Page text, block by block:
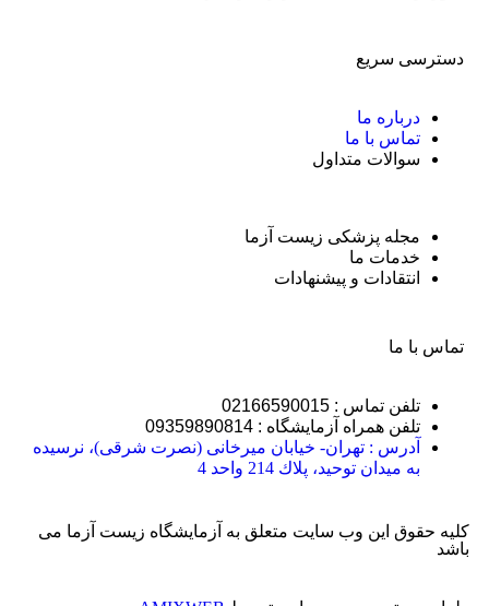
دسترسی سریع
درباره ما
تماس با ما
سوالات متداول
مجله پزشکی زیست آزما
خدمات ما
انتقادات و پیشنهادات
تماس با ما
تلفن تماس : 02166590015
تلفن همراه آزمایشگاه : 09359890814
آدرس : تهران- خيابان ميرخانی (نصرت شرقی)، نرسيده
به ميدان توحيد، پلاك 214 واحد 4
کلیه حقوق این وب سایت متعلق به آزمایشگاه زیست آزما می
باشد